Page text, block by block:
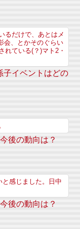
るだけで、あとはメ
会、とかそのぐらい
れている(？)マト2・
子イベントはどの
後の動向は？
と感じました。日中
後の動向は？